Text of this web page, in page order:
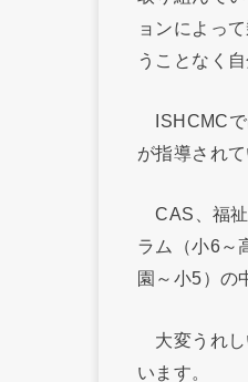
ョンによっ
うことなく
ISHCMCで
が指導され
CAS、福祉
ラム（小6～
園～小5）の
大変うれし
います。